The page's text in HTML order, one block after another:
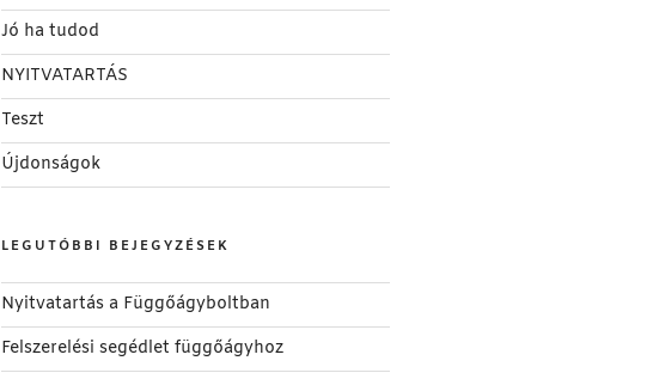
Jó ha tudod
NYITVATARTÁS
Teszt
Újdonságok
LEGUTÓBBI BEJEGYZÉSEK
Nyitvatartás a Függőágyboltban
Felszerelési segédlet függőágyhoz